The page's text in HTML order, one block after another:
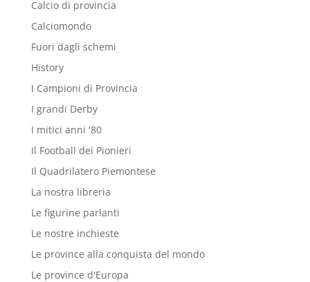
Calcio di provincia
Calciomondo
Fuori dagli schemi
History
I Campioni di Provincia
I grandi Derby
I mitici anni '80
Il Football dei Pionieri
Il Quadrilatero Piemontese
La nostra libreria
Le figurine parlanti
Le nostre inchieste
Le province alla conquista del mondo
Le province d'Europa